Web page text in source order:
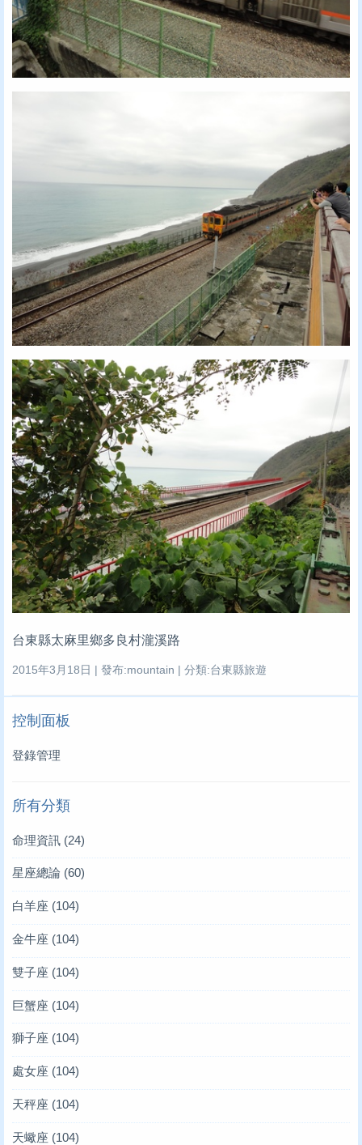
台東縣太麻里鄉多良村瀧溪路
2015年3月18日 | 發布:mountain | 分類:台東縣旅遊
控制面板
登錄管理
所有分類
命理資訊 (24)
星座總論 (60)
白羊座 (104)
金牛座 (104)
雙子座 (104)
巨蟹座 (104)
獅子座 (104)
處女座 (104)
天秤座 (104)
天蠍座 (104)